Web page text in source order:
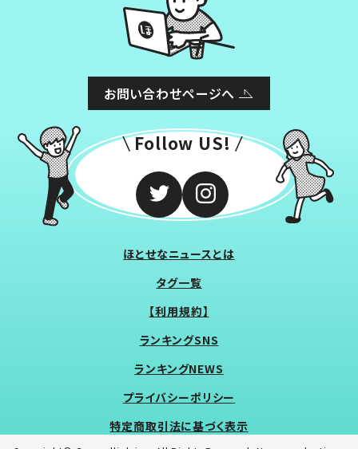
お問い合わせページへ
Follow US!
ほとせなニュースとは
タグ一覧
【利用規約】
ランキングSNS
ランキングNEWS
プライバシーポリシー
特定商取引法に基づく表示